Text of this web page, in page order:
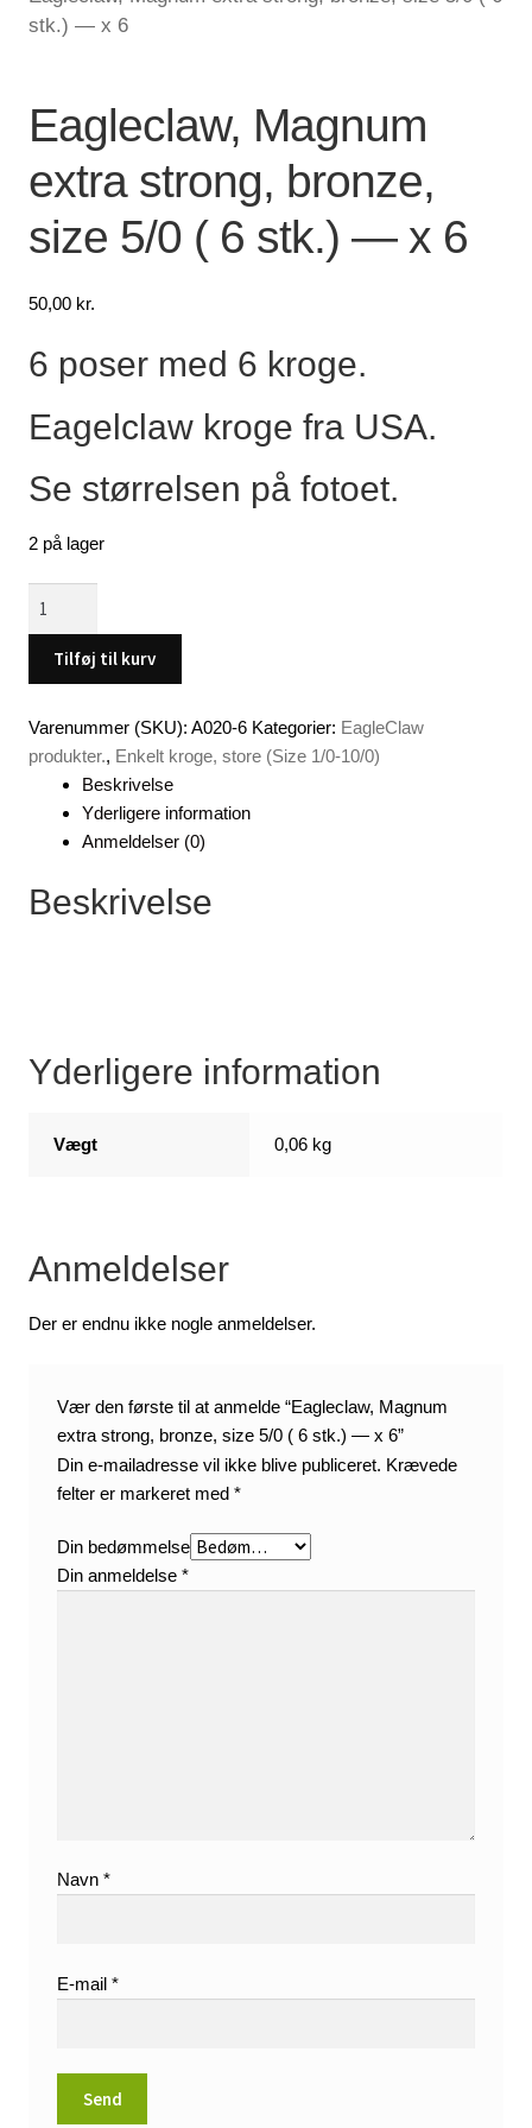
Lagersalg
Min Konto
Glemt adgangskode
stk.) — x 6
Eagleclaw, Magnum
extra strong, bronze,
size 5/0 ( 6 stk.) — x 6
50,00 kr.
6 poser med 6 kroge.
Eagelclaw kroge fra USA.
Se størrelsen på fotoet.
2 på lager
extra
strong,
size
5/0
Tilføj til kurv
Varenummer (SKU):A020-6 Kategorier: EagleClaw
produkter., Enkelt kroge, store (Size 1/0-10/0)
Beskrivelse
Yderligere information
Anmeldelser (0)
Beskrivelse
Yderligere information
Vægt 0,06 kg
Anmeldelser
Der er endnu ikke nogle anmeldelser.
Vær den første til at anmelde “Eagleclaw, Magnum
extra strong, bronze, size 5/0 ( 6 stk.) — x 6”
Din e-mailadresse vil ikke blive publiceret. Krævede
felter er markeret med*
Din bedømmelse
Din anmeldelse*
Navn*
E-mail*